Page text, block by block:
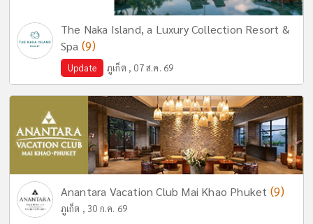
The Naka Island, a Luxury Collection Resort &
Spa (9)
Update ภูเก็ต , 07 ส.ค. 69
Anantara Vacation Club Mai Khao Phuket (9)
ภูเก็ต , 30 ก.ค. 69